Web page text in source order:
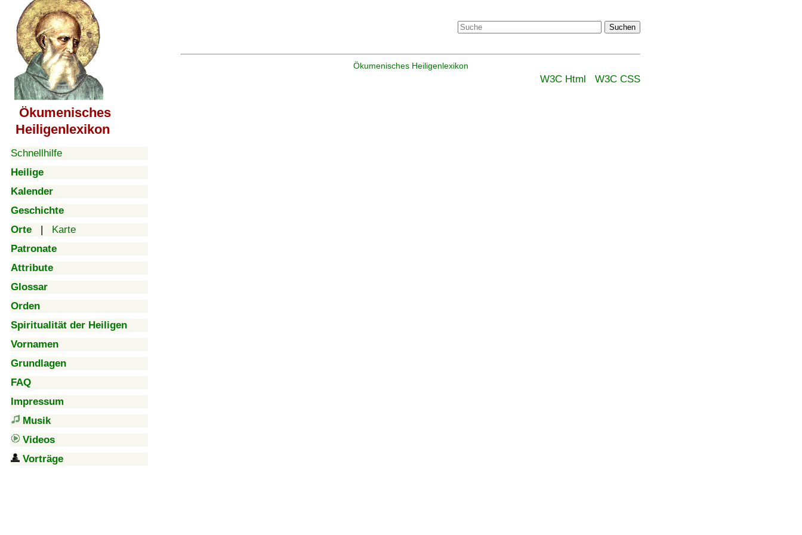
Ökumenisches
Heiligenlexikon
Schnellhilfe
Heilige
Kalender
Geschichte
Orte | Karte
Patronate
Attribute
Glossar
Orden
Spiritualität der Heiligen
Vornamen
Grundlagen
FAQ
Impressum
Musik
Videos
Vorträge
Suchen
Ökumenisches Heiligenlexikon
W3C Html W3C CSS